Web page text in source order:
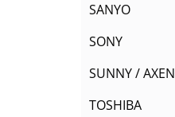
SANYO
SONY
SUNNY / AXEN
TOSHIBA